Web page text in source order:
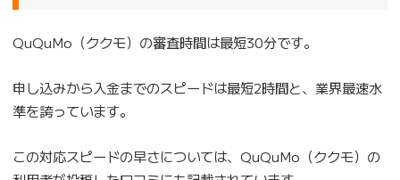
QuQuMo（ククモ）の審査時間は最短30分です。
申し込みから入金までのスピードは最短2時間と、業界最速水
準を誇っています。
この対応スピードの早さについては、QuQuMo（ククモ）の